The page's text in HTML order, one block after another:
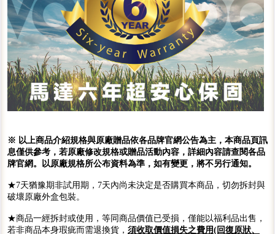
※ 以上商品介紹規格與原廠贈品依各品牌官網公告為主，本商品頁訊
息僅供參考，若原廠修改規格或贈品活動內容，詳細內容請查閱各品
牌官網。以原廠規格所公布資料為準，如有變更，將不另行通知。
★7天猶豫期非試用期，7天內尚未決定是否購買本商品，切勿拆封與
破壞原廠外盒包裝。
★商品一經拆封或使用，等同商品價值已受損，僅能以福利品出售，
若非商品本身瑕疵而需退換貨， 須收取價值損失之費用(回復原狀、